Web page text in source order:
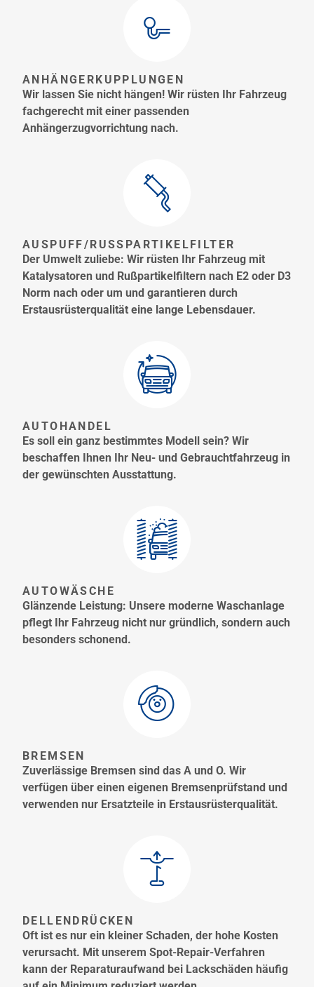
ANHÄNGERKUPPLUNGEN
Wir lassen Sie nicht hängen! Wir rüsten Ihr Fahrzeug
fachgerecht mit einer passenden
Anhängerzugvorrichtung nach.
AUSPUFF/RUSSPARTIKELFILTER
Der Umwelt zuliebe: Wir rüsten Ihr Fahrzeug mit
Katalysatoren und Rußpartikelfiltern nach E2 oder D3
Norm nach oder um und garantieren durch
Erstausrüsterqualität eine lange Lebensdauer.
AUTOHANDEL
Es soll ein ganz bestimmtes Modell sein? Wir
beschaffen Ihnen Ihr Neu- und Gebrauchtfahrzeug in
der gewünschten Ausstattung.
AUTOWÄSCHE
Glänzende Leistung: Unsere moderne Waschanlage
pflegt Ihr Fahrzeug nicht nur gründlich, sondern auch
besonders schonend.
BREMSEN
Zuverlässige Bremsen sind das A und O. Wir
verfügen über einen eigenen Bremsenprüfstand und
verwenden nur Ersatzteile in Erstausrüsterqualität.
DELLENDRÜCKEN
Oft ist es nur ein kleiner Schaden, der hohe Kosten
verursacht. Mit unserem Spot-Repair-Verfahren
kann der Reparaturaufwand bei Lackschäden häufig